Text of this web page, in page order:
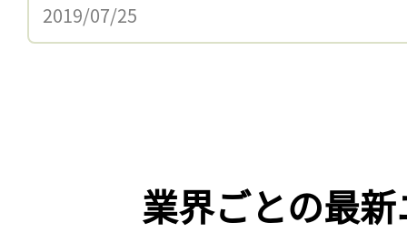
2019/07/25
業界ごとの最